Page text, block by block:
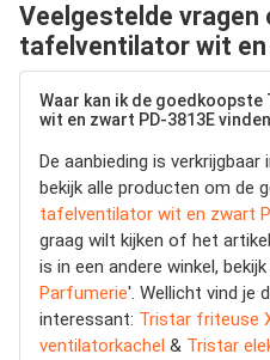
Veelgestelde vragen
tafelventilator wit en
Waar kan ik de
wit en zwart PD-3813E
De aanbieding is verkrijgbaar
bekijk alle producten om de
tafelventilator wit en zwart
graag wilt kijken of het
is in een andere winkel,
Parfumerie'. Wellicht vind je
interessant: Tristar friteuse
ventilatorkachel & Tristar